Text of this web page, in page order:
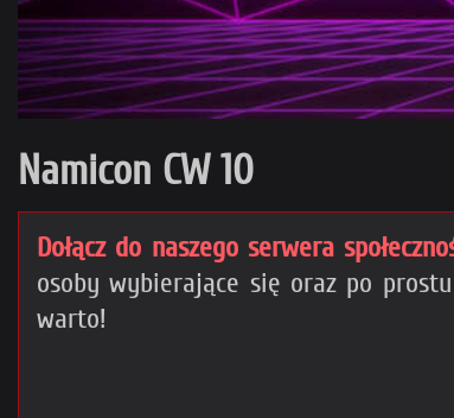
Namicon CW 10
Dołącz do naszego serwera
osoby wybierające się oraz po
warto!